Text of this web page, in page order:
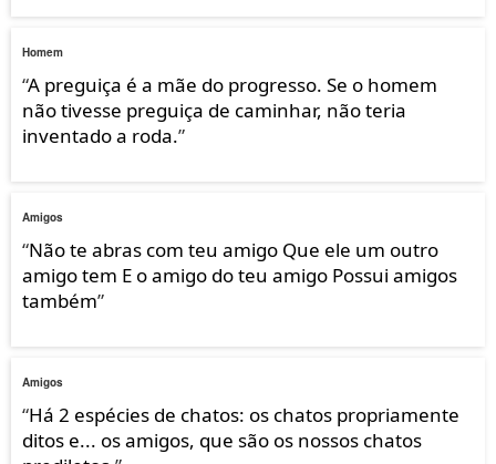
Homem
“A preguiça é a mãe do progresso. Se o homem
não tivesse preguiça de caminhar, não teria
inventado a roda.”
Amigos
“Não te abras com teu amigo Que ele um outro
amigo tem E o amigo do teu amigo Possui amigos
também”
Amigos
“Há 2 espécies de chatos: os chatos propriamente
ditos e... os amigos, que são os nossos chatos